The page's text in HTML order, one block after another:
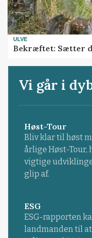
ULVE
Bekræftet: Sætter
Vi går i
Høst-Tour
Bliv klar til høst
årlige Høst-Tour,
vigtige
glip af.
ESG
ESG-rapporten
landmanden til